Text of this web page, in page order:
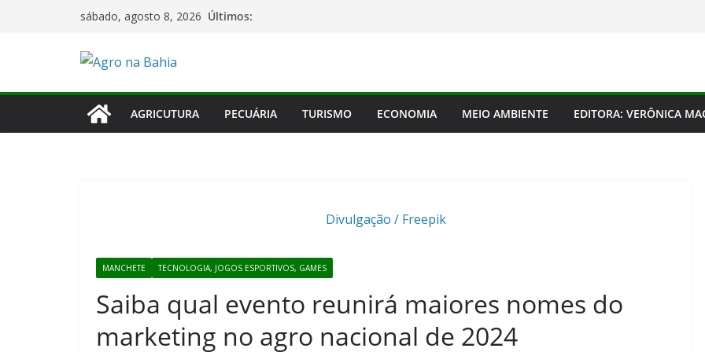
sábado, agosto 8, 2026 Últimos:
AGRICUTURA PECUÁRIA TURISMO ECONOMIA MEIO AMBIENTE EDITORA: VERÔNICA
Divulgação / Freepik
MANCHETE TECNOLOGIA, JOGOS ESPORTIVOS, GAMES
Saiba qual evento reunirá maiores nomes do
marketing no agro nacional de 2024